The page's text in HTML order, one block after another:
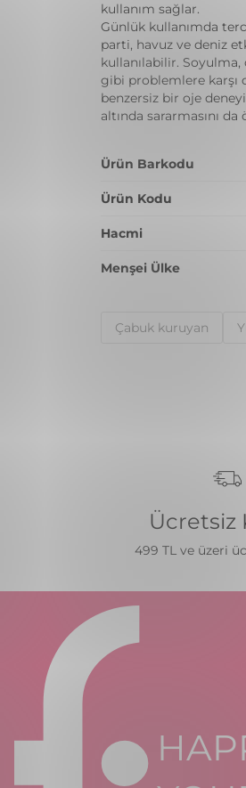
kullanım sağlar.
Günlük kullanımda
parti, havuz ve deniz
kullanılabilir.
gibi problemlere karşı
benzersiz bir oje
altında sararmasını da
Ürün Barkodu
Ürün Kodu
Hacmi
Menşei Ülke
Çabuk kuruyan
Ücretsiz
499 TL ve üzeri